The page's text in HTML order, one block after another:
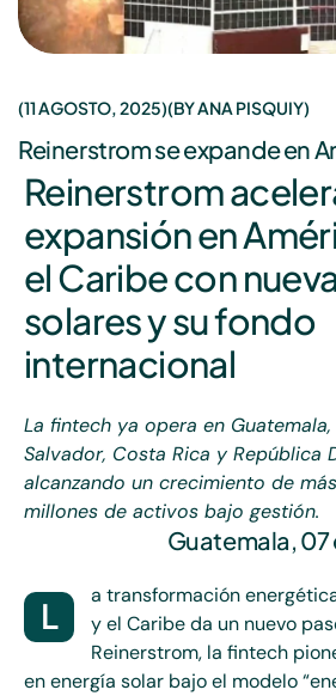
11 AGOSTO, 2025 BYANA PISQUIY
Reinerstrom se expande en
Reinerstrom
expansión en
el Caribe con
solares y su fondo
internacional
La fintech ya opera en Guatemala,
Salvador, Costa Rica y República
alcanzando un crecimiento de
millones de activos bajo gestión.
Guatemala,
L
a transformación
y el Caribe da un nuevo
Reinerstrom, la fintech
en energía solar bajo el modelo